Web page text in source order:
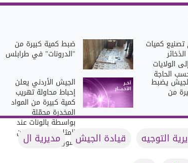
تصنيع كميات
الولايات
الحاجة
ضبط كمية كبيرة من
"الدرونات" في طرابلس
يضبط
من
الجيش الأردني يعلن
إحباط محاولة تهريب
كمية كبيرة من المواد
المخدرة محمّلة
بواسطة بالونات عند
المثلث الحدودي بين
سوريا والعراق التوجيه قيادة الجيش
مديرية ال